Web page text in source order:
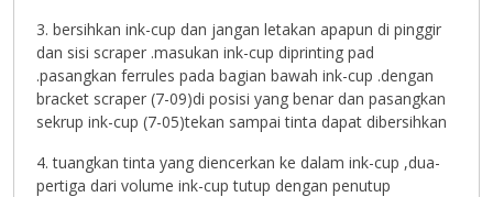
3. bersihkan ink-cup dan jangan letakan apapun di pinggir
dan sisi scraper .masukan ink-cup diprinting pad
.pasangkan ferrules pada bagian bawah ink-cup .dengan
bracket scraper (7-09)di posisi yang benar dan pasangkan
sekrup ink-cup (7-05)tekan sampai tinta dapat dibersihkan
4. tuangkan tinta yang diencerkan ke dalam ink-cup ,dua-
pertiga dari volume ink-cup tutup dengan penutup